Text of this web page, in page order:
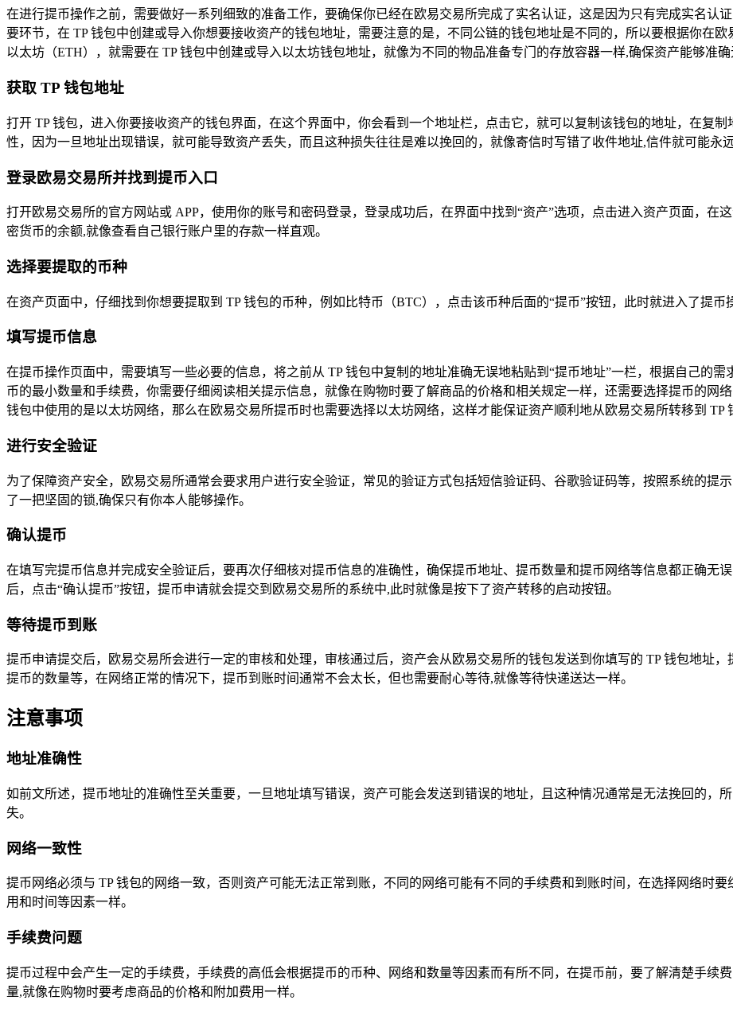
在进行提币操作之前，需要做好一系列细致的准备工作，要确保你已经在欧易交易所完成了实名认证，这是因为只有完成实名认
要环节，在 TP 钱包中创建或导入你想要接收资产的钱包地址，需要注意的是，不同公链的钱包地址是不同的，所以要根据你在
以太坊（ETH），就需要在 TP 钱包中创建或导入以太坊钱包地址，就像为不同的物品准备专门的存放容器一样,确保资产能够准确
获取 TP 钱包地址
打开 TP 钱包，进入你要接收资产的钱包界面，在这个界面中，你会看到一个地址栏，点击它，就可以复制该钱包的地址，在复
性，因为一旦地址出现错误，就可能导致资产丢失，而且这种损失往往是难以挽回的，就像寄信时写错了收件地址,信件就可能永
登录欧易交易所并找到提币入口
打开欧易交易所的官方网站或 APP，使用你的账号和密码登录，登录成功后，在界面中找到“资产”选项，点击进入资产页面，在
密货币的余额,就像查看自己银行账户里的存款一样直观。
选择要提取的币种
在资产页面中，仔细找到你想要提取到 TP 钱包的币种，例如比特币（BTC），点击该币种后面的“提币”按钮，此时就进入了提币
填写提币信息
在提币操作页面中，需要填写一些必要的信息，将之前从 TP 钱包中复制的地址准确无误地粘贴到“提币地址”一栏，根据自己的
币的最小数量和手续费，你需要仔细阅读相关提示信息，就像在购物时要了解商品的价格和相关规定一样，还需要选择提币的网
钱包中使用的是以太坊网络，那么在欧易交易所提币时也需要选择以太坊网络，这样才能保证资产顺利地从欧易交易所转移到 TP
进行安全验证
为了保障资产安全，欧易交易所通常会要求用户进行安全验证，常见的验证方式包括短信验证码、谷歌验证码等，按照系统的提
了一把坚固的锁,确保只有你本人能够操作。
确认提币
在填写完提币信息并完成安全验证后，要再次仔细核对提币信息的准确性，确保提币地址、提币数量和提币网络等信息都正确无
后，点击“确认提币”按钮，提币申请就会提交到欧易交易所的系统中,此时就像是按下了资产转移的启动按钮。
等待提币到账
提币申请提交后，欧易交易所会进行一定的审核和处理，审核通过后，资产会从欧易交易所的钱包发送到你填写的 TP 钱包地址
提币的数量等，在网络正常的情况下，提币到账时间通常不会太长，但也需要耐心等待,就像等待快递送达一样。
注意事项
地址准确性
如前文所述，提币地址的准确性至关重要，一旦地址填写错误，资产可能会发送到错误的地址，且这种情况通常是无法挽回的，
失。
网络一致性
提币网络必须与 TP 钱包的网络一致，否则资产可能无法正常到账，不同的网络可能有不同的手续费和到账时间，在选择网络时
用和时间等因素一样。
手续费问题
提币过程中会产生一定的手续费，手续费的高低会根据提币的币种、网络和数量等因素而有所不同，在提币前，要了解清楚手续
量,就像在购物时要考虑商品的价格和附加费用一样。